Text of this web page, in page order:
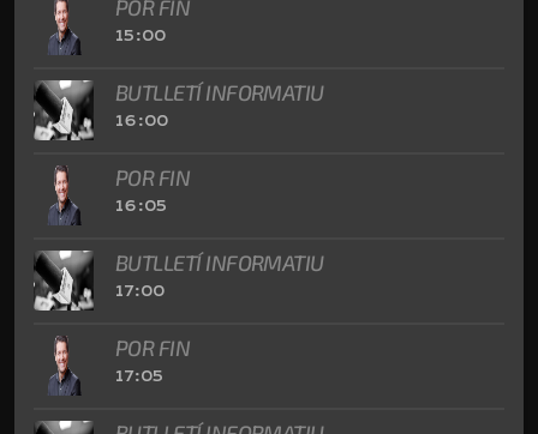
POR FIN
15:00
BUTLLETÍ INFORMATIU
16:00
POR FIN
16:05
BUTLLETÍ INFORMATIU
17:00
POR FIN
17:05